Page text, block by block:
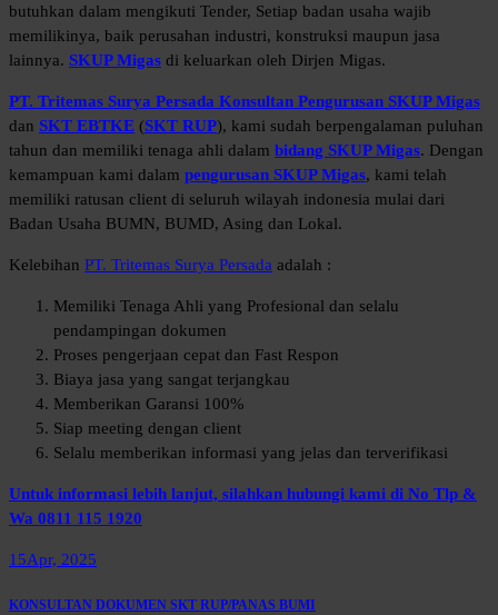
butuhkan dalam mengikuti Tender, Setiap badan usaha wajib
memilikinya, baik perusahan industri, konstruksi maupun jasa
lainnya. SKUP Migas di keluarkan oleh Dirjen Migas.
PT. Tritemas Surya Persada Konsultan Pengurusan SKUP Migas
dan SKT EBTKE (SKT RUP), kami sudah berpengalaman puluhan
tahun dan memiliki tenaga ahli dalam bidang SKUP Migas. Dengan
kemampuan kami dalam pengurusan SKUP Migas, kami telah
memiliki ratusan client di seluruh wilayah indonesia mulai dari
Badan Usaha BUMN, BUMD, Asing dan Lokal.
Kelebihan PT. Tritemas Surya Persada adalah :
Memiliki Tenaga Ahli yang Profesional dan selalu
pendampingan dokumen
Proses pengerjaan cepat dan Fast Respon
Biaya jasa yang sangat terjangkau
Memberikan Garansi 100%
Siap meeting dengan client
Selalu memberikan informasi yang jelas dan terverifikasi
Untuk informasi lebih lanjut, silahkan hubungi kami di No Tlp &
Wa 0811 115 1920
15Apr, 2025
KONSULTAN DOKUMEN SKT RUP/PANAS BUMI